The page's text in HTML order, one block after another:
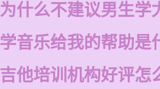
为什么不建议男生学
学音乐给我的帮助是
吉他培训机构好评怎